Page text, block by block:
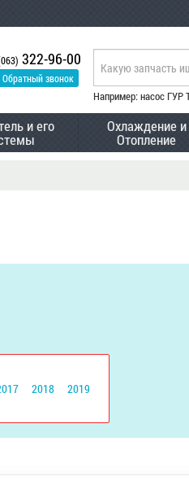
322-96-00
Обратный звонок
Например: насос ГУР
и его Охлаждение и
Отопление
2018
2019